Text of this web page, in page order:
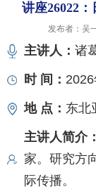
讲座26022
发布者：吴
主讲人： 诸
时 间：
地 点： 东北
主讲人简介：
家。研究方
际传播。